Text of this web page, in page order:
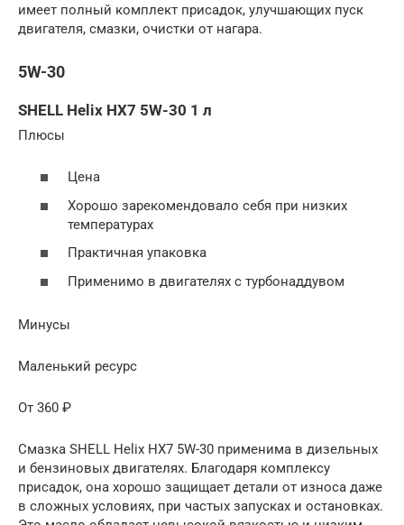
имеет полный комплект присадок, улучшающих пуск
двигателя, смазки, очистки от нагара.
5W-30
SHELL Helix HX7 5W-30 1 л
Плюсы
Цена
Хорошо зарекомендовало себя при низких
температурах
Практичная упаковка
Применимо в двигателях с турбонаддувом
Минусы
Маленький ресурс
От 360 ₽
Смазка SHELL Helix HX7 5W-30 применима в дизельных
и бензиновых двигателях. Благодаря комплексу
присадок, она хорошо защищает детали от износа даже
в сложных условиях, при частых запусках и остановках.